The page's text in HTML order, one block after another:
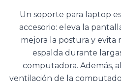
Un soporte para laptop
accesorio: eleva la
mejora la postura y evita
espalda durante
computadora. Además,
ventilación de la